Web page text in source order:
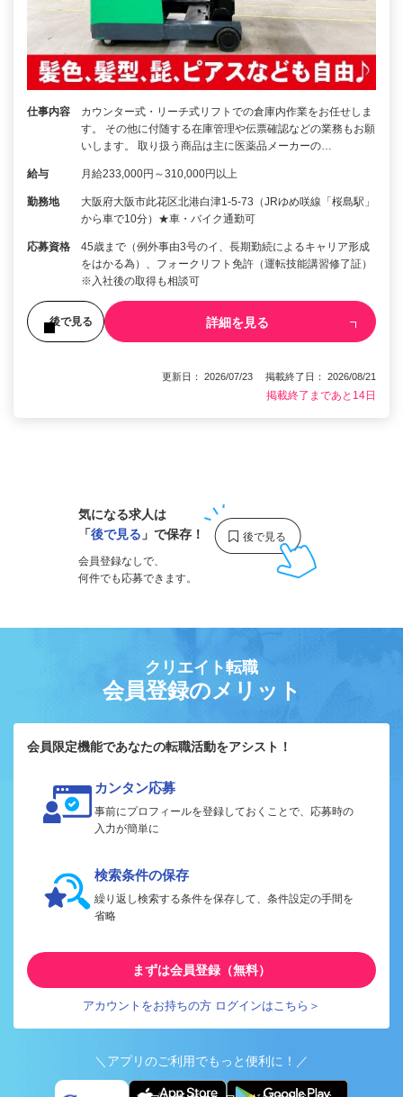
仕事内容
カウンター式・リーチ式リフトでの倉庫内作業をお任せしま
す。 その他に付随する在庫管理や伝票確認などの業務もお願
いします。 取り扱う商品は主に医薬品メーカーの…
給与 月給233,000円～310,000円以上
勤務地
大阪府大阪市此花区北港白津1-5-73（JRゆめ咲線「桜島駅」
から車で10分）★車・バイク通勤可
応募資格
45歳まで（例外事由3号のイ、長期勤続によるキャリア形成
をはかる為）、フォークリフト免許（運転技能講習修了証）
※入社後の取得も相談可
後で見る 詳細を見る
更新日： 2026/07/23 掲載終了日： 2026/08/21
掲載終了まであと14日
気になる求人は
「後で見る 」で保存！
会員登録なしで、
何件でも応募できます。
クリエイト転職
会員登録のメリット
会員限定機能であなたの転職活動をアシスト！
カンタン応募
事前にプロフィールを登録しておくことで、応募時の
入力が簡単に
検索条件の保存
繰り返し検索する条件を保存して、条件設定の手間を
省略
まずは会員登録（無料）
アカウントをお持ちの方 ログインはこちら＞
＼アプリのご利用でもっと便利に！／